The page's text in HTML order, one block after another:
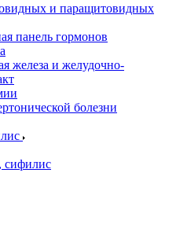
и паращитовидных
панель гормонов
железа и желудочно-
болезни
сифилис